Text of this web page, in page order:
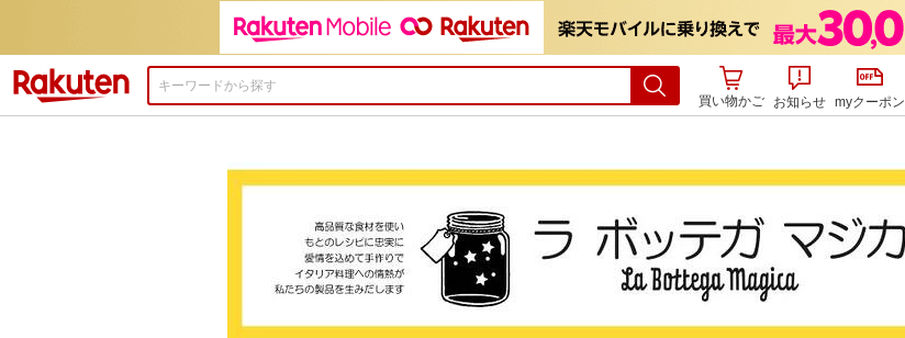
買い物かご
お知らせ myクーポン